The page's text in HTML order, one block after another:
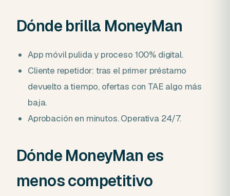
Dónde brilla MoneyMan
App móvil pulida y proceso 100% digital.
Cliente repetidor: tras el primer préstamo
devuelto a tiempo, ofertas con TAE algo más
baja.
Aprobación en minutos. Operativa 24/7.
Dónde MoneyMan es
menos competitivo